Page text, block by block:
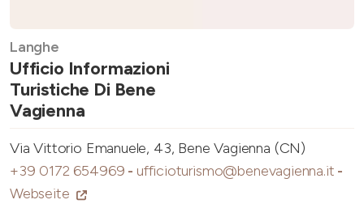
Langhe
Ufficio Informazioni
Turistiche Di Bene
Vagienna
Via Vittorio Emanuele, 43, Bene Vagienna (CN)
+39 0172 654969 - ufficioturismo@benevagienna.it -
Webseite